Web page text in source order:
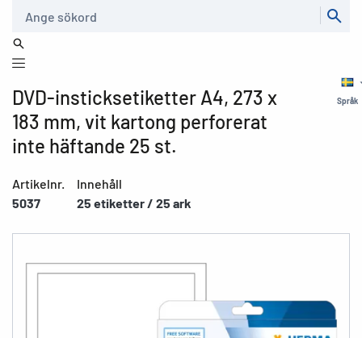
Språk
DVD-insticksetiketter A4, 273 x
183 mm, vit kartong perforerat
inte häftande 25 st.
Artikelnr.
5037
Innehåll
25 etiketter / 25 ark